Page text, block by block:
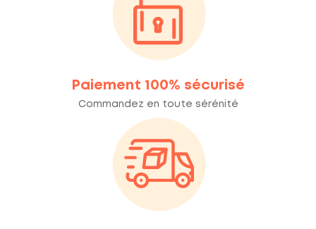
Paiement 100% sécurisé
Commandez en toute sérénité